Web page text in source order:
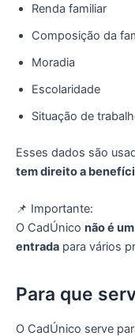
Renda familiar
Composição da
Moradia
Escolaridade
Situação de
Esses dados são
tem direito a
📌 Importante:
O CadÚnico não é
entrada para vários
Para que
O CadÚnico serve